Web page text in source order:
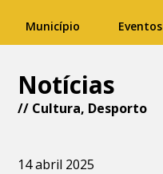
Município Eventos
Notícias
// Cultura, Desporto
14 abril 2025